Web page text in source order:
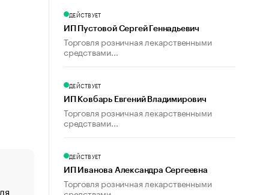
«От спорта тело стареет иначе». Как живет глава
ДЕЙСТВУЕТ
ИП Пустовой Сергей Геннадьевич
Торговля розничная лекарственными
средствами...
ДЕЙСТВУЕТ
ИП Ковбарь Евгений Владимирович
Торговля розничная лекарственными
средствами...
ДЕЙСТВУЕТ
ИП Иванова Александра Сергеевна
Торговля розничная лекарственными